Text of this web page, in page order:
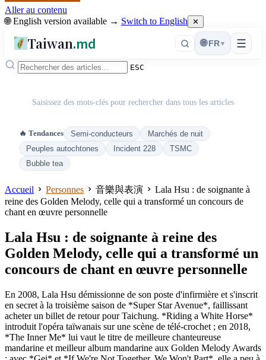
Aller au contenu
🌐 English version available → Switch to English ✕
Taiwan.md ☰
🌐 FR ▾
ESC
Saisissez des mots-clés pour rechercher dans tous les articles
🔥 Tendances Semi-conducteurs
Marchés de nuit
Peuples autochtones
Incident 228
TSMC
Bubble tea
Accueil Personnes 音樂與表演
Lala Hsu : de soignante à
reine des Golden Melody, celle qui a transformé un concours de
chant en œuvre personnelle
Lala Hsu : de soignante à reine des
Golden Melody, celle qui a transformé un
concours de chant en œuvre personnelle
En 2008, Lala Hsu démissionne de son poste d'infirmière et s'inscrit
en secret à la troisième saison de *Super Star Avenue*, faillissant
acheter un billet de retour pour Taichung. *Riding a White Horse*
introduit l'opéra taïwanais sur une scène de télé-crochet ; en 2018,
*The Inner Me* lui vaut le titre de meilleure chanteureuse
mandarine et meilleur album mandarine aux Golden Melody Awards